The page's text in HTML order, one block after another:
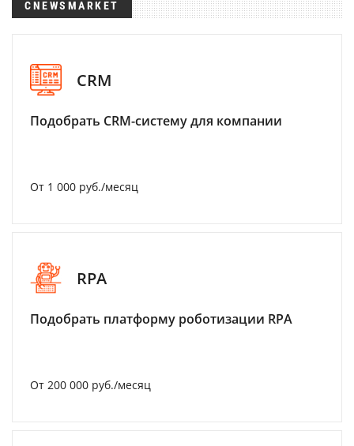
CNEWSMARKET
CRM
Подобрать CRM-систему для компании
От 1 000 руб./месяц
RPA
Подобрать платформу роботизации RPA
От 200 000 руб./месяц